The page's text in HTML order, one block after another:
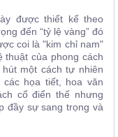
được thiết kế theo
đến “tỷ lệ vàng” đó
coi là "kim chỉ nam"
thuật của phong cách
một cách tự nhiên
họa tiết, hoa văn
cổ điển thế nhưng
đầy sự sang trọng và